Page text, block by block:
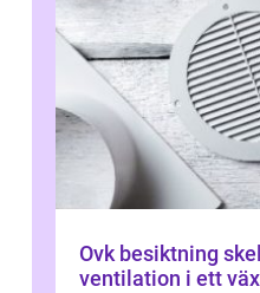
Ovk besiktning
ventilation i ett